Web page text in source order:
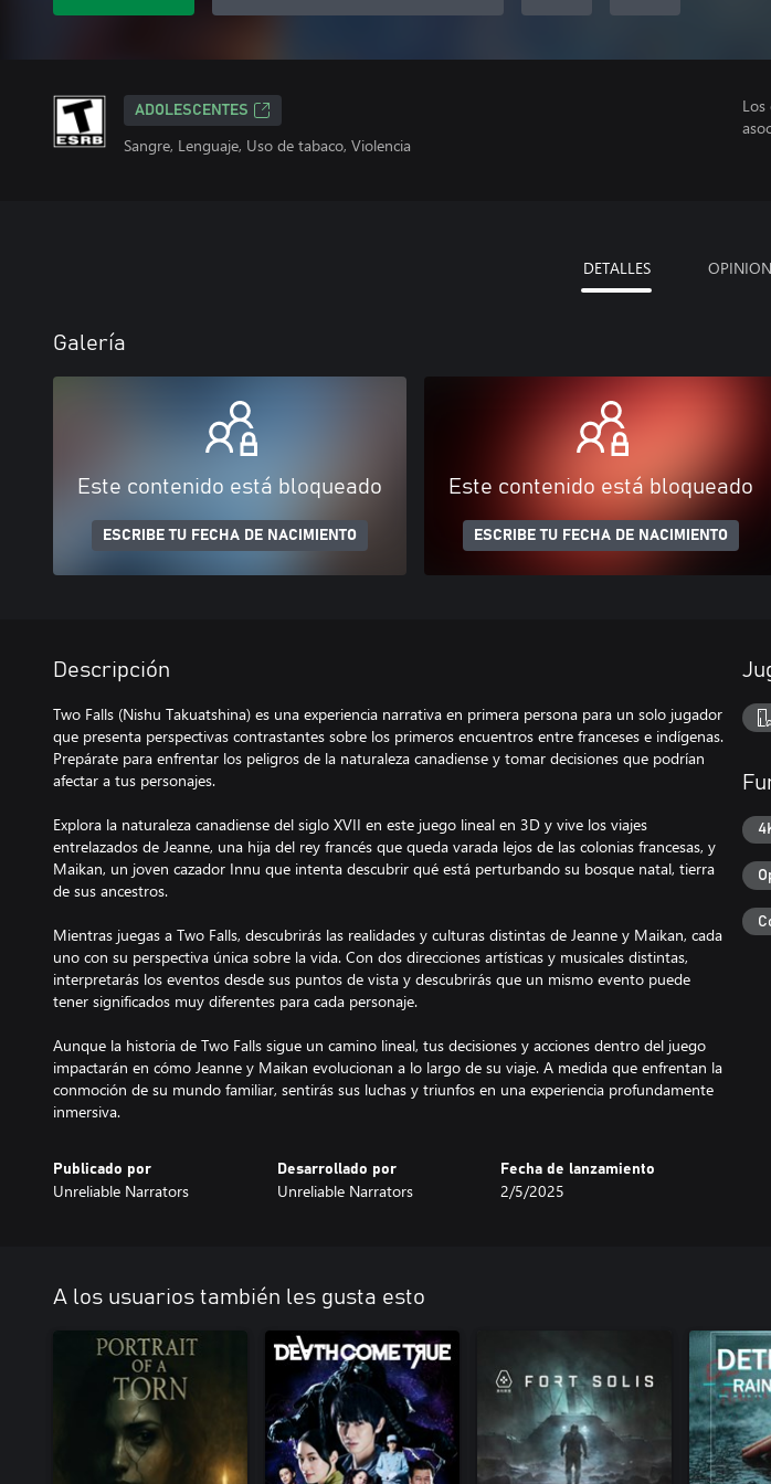
ADOLESCENTES
Sangre, Lenguaje, Uso de tabaco, Violencia
DETALLES
Galería
Este contenido está bloqueado
ESCRIBE TU FECHA DE NACIMIENTO
Este contenido está bloqueado
ESCRIBE TU FECHA DE NACIMIENTO
Descripción
Two Falls (Nishu Takuatshina) es una experiencia narrativa en primera persona para un solo jugador
que presenta perspectivas contrastantes sobre los primeros encuentros entre franceses e indígenas.
Prepárate para enfrentar los peligros de la naturaleza canadiense y tomar decisiones que podrían
afectar a tus personajes.
Explora la naturaleza canadiense del siglo XVII en este juego lineal en 3D y vive los viajes
entrelazados de Jeanne, una hija del rey francés que queda varada lejos de las colonias francesas, y
Maikan, un joven cazador Innu que intenta descubrir qué está perturbando su bosque natal, tierra
de sus ancestros.
Mientras juegas a Two Falls, descubrirás las realidades y culturas distintas de Jeanne y Maikan, cada
uno con su perspectiva única sobre la vida. Con dos direcciones artísticas y musicales distintas,
interpretarás los eventos desde sus puntos de vista y descubrirás que un mismo evento puede
tener significados muy diferentes para cada personaje.
Aunque la historia de Two Falls sigue un camino lineal, tus decisiones y acciones dentro del juego
impactarán en cómo Jeanne y Maikan evolucionan a lo largo de su viaje. A medida que enfrentan la
conmoción de su mundo familiar, sentirás sus luchas y triunfos en una experiencia profundamente
inmersiva.
Publicado por
Unreliable Narrators
Desarrollado por
Unreliable Narrators
Fecha de lanzamiento
2/5/2025
A los usuarios también les gusta esto